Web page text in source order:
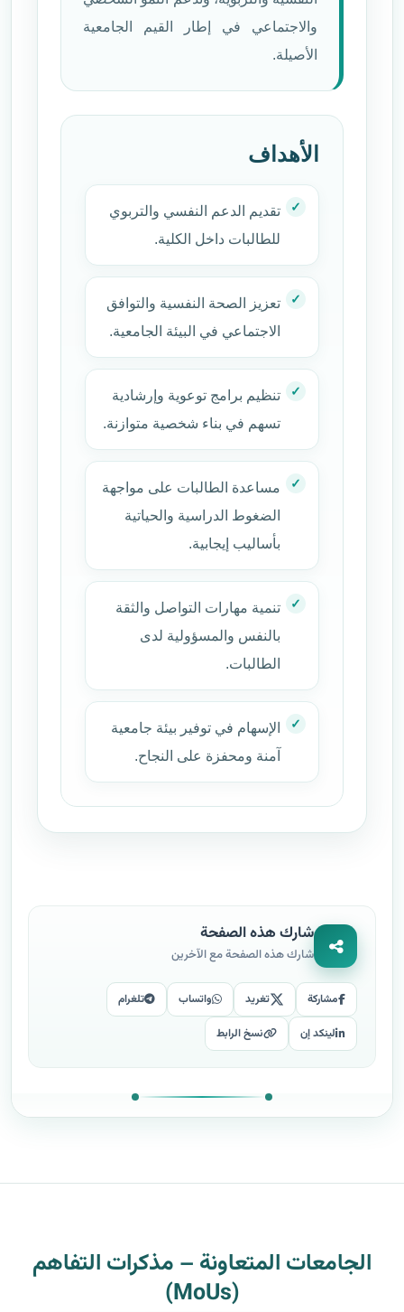
والاجتماعي في إطار القيم الجامعية
الأصيلة.
الأهداف
تقديم الدعم النفسي والتربوي
للطالبات داخل الكلية.
تعزيز الصحة النفسية والتوافق
الاجتماعي في البيئة الجامعية.
تنظيم برامج توعوية وإرشادية
تسهم في بناء شخصية متوازنة.
مساعدة الطالبات على مواجهة
الضغوط الدراسية والحياتية
بأساليب إيجابية.
تنمية مهارات التواصل والثقة
بالنفس والمسؤولية لدى
الطالبات.
الإسهام في توفير بيئة جامعية
آمنة ومحفزة على النجاح.
شارك هذه الصفحة
شارك هذه الصفحة مع الآخرين
مشاركة تغريد واتساب تلغرام
لينكد إن نسخ الرابط
الجامعات المتعاونة – مذكرات التفاهم
(MoUs)